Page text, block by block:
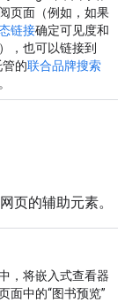
页面（例如，如果
链接确定可见度和
，也可以链接到
管的联合品牌搜索
页的辅助元素。
，将嵌入式查看器
面中的“图书预览”